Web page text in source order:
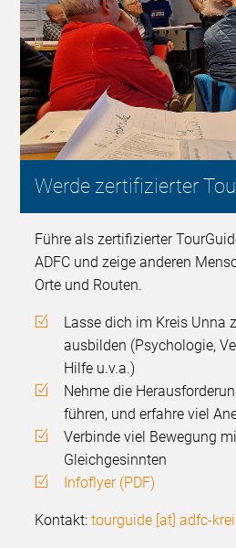
Werde zertifizierter
Führe als zertifizierter
ADFC und zeige anderen
Orte und Routen.
Lasse dich im Kreis Unna
ausbilden (Psychologie,
Hilfe u.v.a.)
Nehme die
führen, und erfahre viel
Verbinde viel Bewegung
Gleichgesinnten
Infoflyer (PDF)
Kontakt:tourguide [at] adfc-